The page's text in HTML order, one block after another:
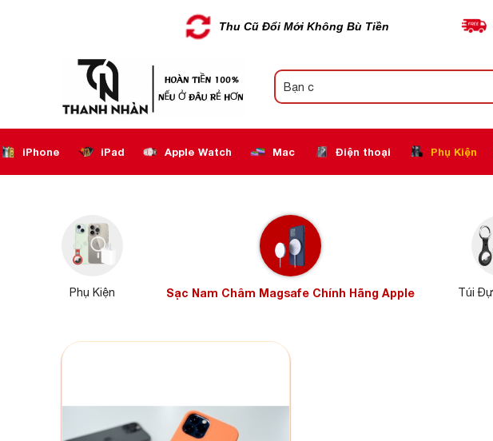
Thu Cũ Đổi Mới Không Bù Tiền
iPhone iPad Apple Watch Mac Điện thoại Phụ Kiện
Phụ Kiện Sạc Nam Châm Magsafe Chính Hãng Apple Túi